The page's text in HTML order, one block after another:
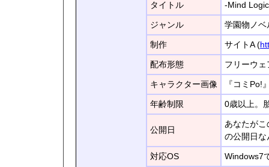
タイトル -Mind
ジャンル 学園物ノベ
制作 サイトA (
配布形態 フリーウェ
キャラクター画像 『コミPo!
年齢制限 0歳以上。
公開日
あなたがこ
の公開日な
対応OS Windows7